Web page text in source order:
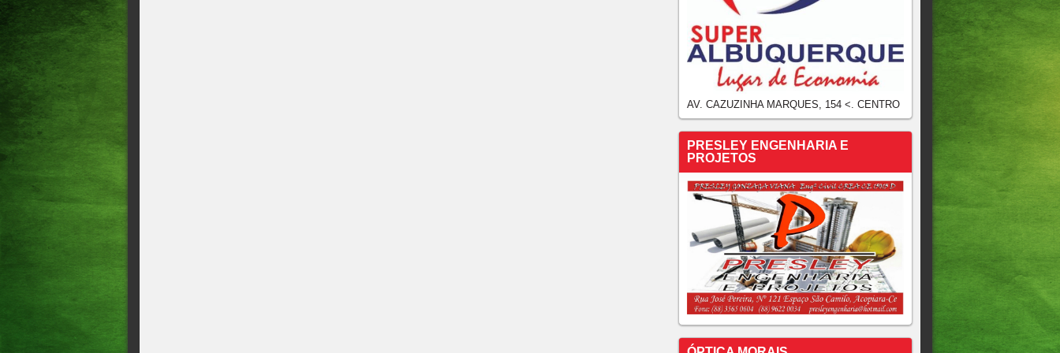
AV. CAZUZINHA MARQUES, 154 <. CENTRO
PRESLEY ENGENHARIA E
PROJETOS